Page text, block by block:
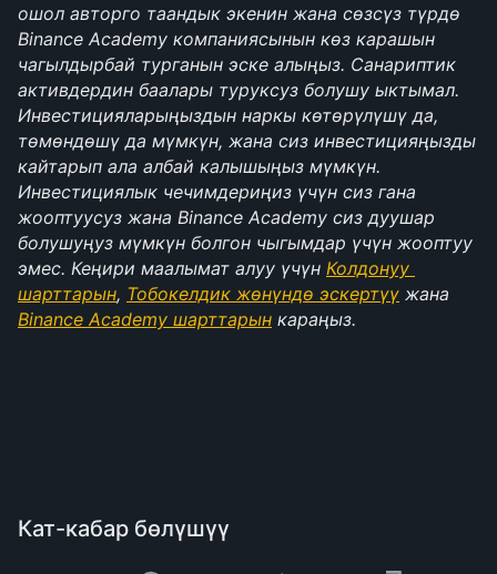
ошол авторго таандык экенин жана сөзсүз түрдө
Binance Academy компаниясынын көз карашын
чагылдырбай турганын эске алыңыз. Санариптик
активдердин баалары туруксуз болушу ыктымал.
Инвестицияларыңыздын наркы көтөрүлүшү да,
төмөндөшү да мүмкүн, жана сиз инвестицияңызды
кайтарып ала албай калышыңыз мүмкүн.
Инвестициялык чечимдериңиз үчүн сиз гана
жооптуусуз жана Binance Academy сиз дуушар
болушуңуз мүмкүн болгон чыгымдар үчүн жооптуу
эмес. Кеңири маалымат алуу үчүн Колдонуу
шарттарын, Тобокелдик жөнүндө эскертүү
Binance Academy шарттарын караңыз.
Кат-кабар бөлүшүү